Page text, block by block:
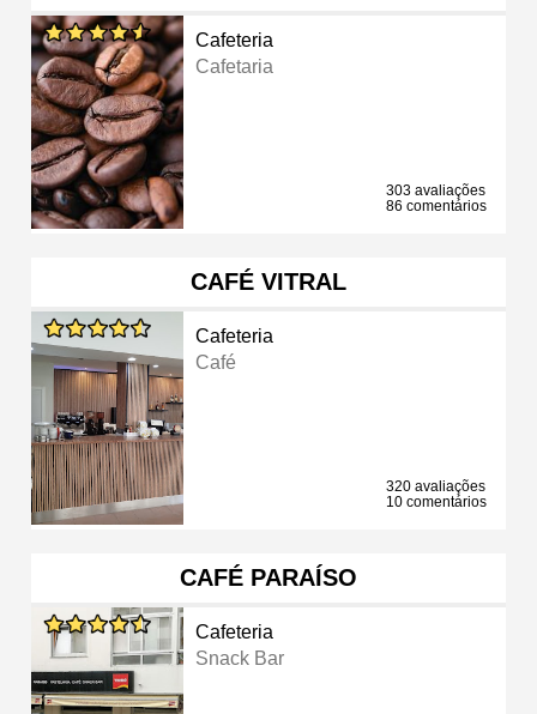
Cafeteria
Cafetaria
303 avaliações
86 comentários
CAFÉ VITRAL
Cafeteria
Café
320 avaliações
10 comentários
CAFÉ PARAÍSO
Cafeteria
Snack Bar